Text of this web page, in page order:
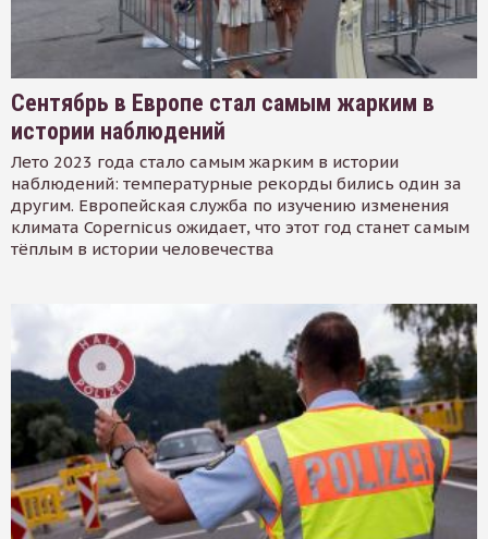
Сентябрь в Европе стал самым жарким в
истории наблюдений
Лето 2023 года стало самым жарким в истории
наблюдений: температурные рекорды бились один за
другим. Европейская служба по изучению изменения
климата Copernicus ожидает, что этот год станет самым
тёплым в истории человечества